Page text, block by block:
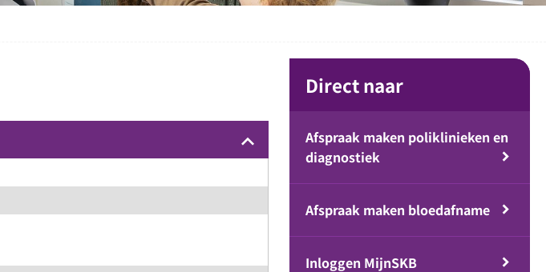
keyboard_arrow_up
Direct naar
Afspraak maken poliklinieken en
diagnostiek
Afspraak maken bloedafname
Inloggen MijnSKB